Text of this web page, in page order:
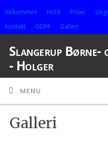
Velkommen Hold Priser
Kontakt
GDPR Galleri
Slangerup Børne-
- Holger
EN FILMKLUB FOR ALLE I
MENU
Galleri